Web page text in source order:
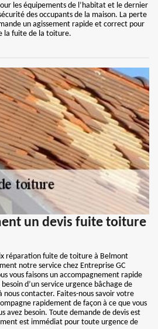
les équipements de l’habitat et le dernier
des occupants de la maison. La perte
un agissement rapide et correct pour
la fuite de la toiture.
un devis fuite toiture
réparation fuite de toiture à Belmont
notre service chez Entreprise GC
vous faisons un accompagnement rapide
d’un service urgence bâchage de
nous contacter. Faites-nous savoir votre
rapidement de façon à ce que vous
avez besoin. Toute demande de devis est
est immédiat pour toute urgence de